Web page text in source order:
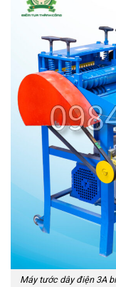
Máy tước dây điện 3A